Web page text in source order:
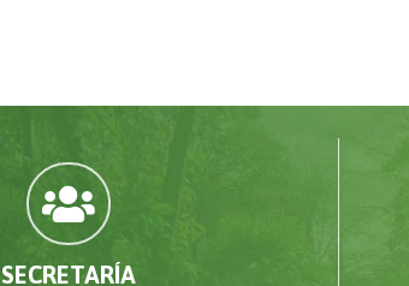

SECRETARÍA